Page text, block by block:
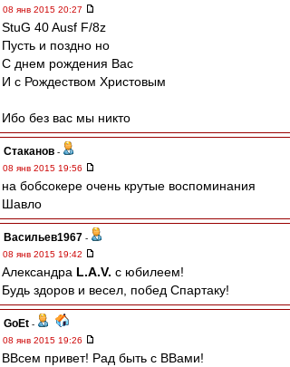
08 янв 2015 20:27
StuG 40 Ausf F/8z
Пусть и поздно но
С днем рождения Вас
И с Рождеством Христовым
Ибо без вас мы никто
Cтаканов -
08 янв 2015 19:56
на бобсокере очень крутые воспоминания
Шавло
Васильев1967 -
08 янв 2015 19:42
Александра L.А.V. с юбилеем!
Будь здоров и весел, побед Спартаку!
GoEt -
08 янв 2015 19:26
ВВсем привет! Рад быть с ВВами!